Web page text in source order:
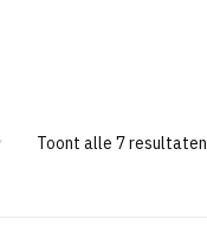
Toont alle 7 resultaten